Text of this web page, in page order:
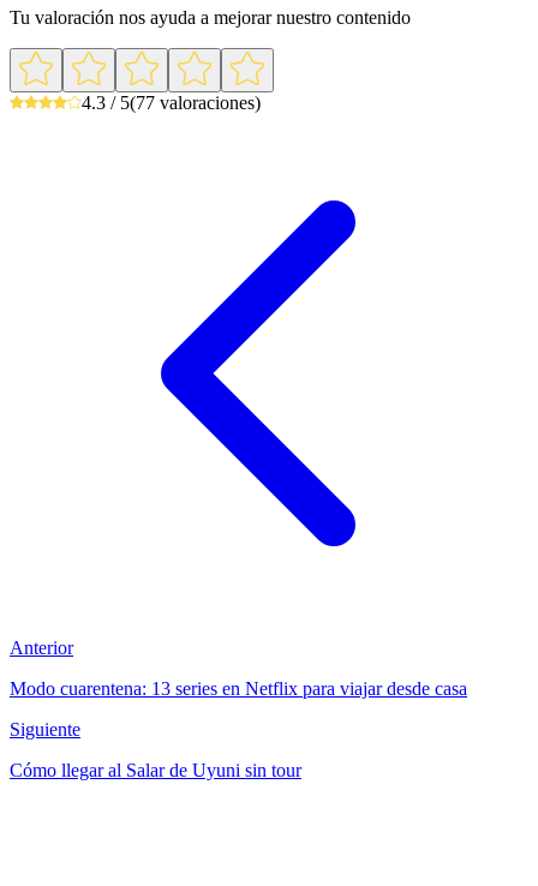
Tu valoración nos ayuda a mejorar nuestro contenido
4.3 / 5(77 valoraciones)
Anterior
Modo cuarentena: 13 series en Netflix para viajar desde casa
Siguiente
Cómo llegar al Salar de Uyuni sin tour